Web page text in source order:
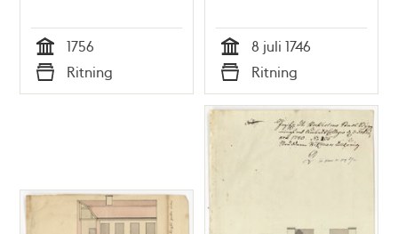
Tid
1756
Typ
Ritning Tid
8 juli 1746
Typ
Ritning